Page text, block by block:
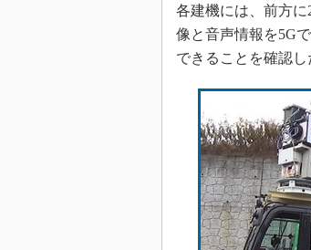
各建機には、前方
像と音声情報を5G
できることを確認し